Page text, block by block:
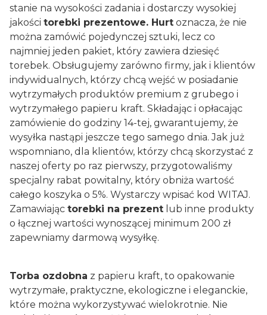
stanie na wysokości zadania i dostarczy wysokiej
jakości torebki prezentowe. Hurt oznacza, że nie
można zamówić pojedynczej sztuki, lecz co
najmniej jeden pakiet, który zawiera dziesięć
torebek. Obsługujemy zarówno firmy, jak i klientów
indywidualnych, którzy chcą wejść w posiadanie
wytrzymałych produktów premium z grubego i
wytrzymałego papieru kraft. Składając i opłacając
zamówienie do godziny 14-tej, gwarantujemy, że
wysyłka nastąpi jeszcze tego samego dnia. Jak już
wspomniano, dla klientów, którzy chcą skorzystać z
naszej oferty po raz pierwszy, przygotowaliśmy
specjalny rabat powitalny, który obniża wartość
całego koszyka o 5%. Wystarczy wpisać kod WITAJ.
Zamawiając torebki na prezent lub inne produkty
o łącznej wartości wynoszącej minimum 200 zł
zapewniamy darmową wysyłkę.
Torba ozdobna z papieru kraft, to opakowanie
wytrzymałe, praktyczne, ekologiczne i eleganckie,
które można wykorzystywać wielokrotnie. Nie